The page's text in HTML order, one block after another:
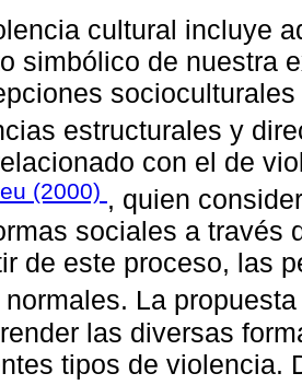
cultural incluye
simbólico de nuestra
estructurales y
con el de
(2000) , quien
sociales a través
de este proceso, las
normales. La
las diversas
tipos de violencia.